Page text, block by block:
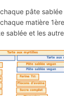
pâte sablée
matière
sablée et les